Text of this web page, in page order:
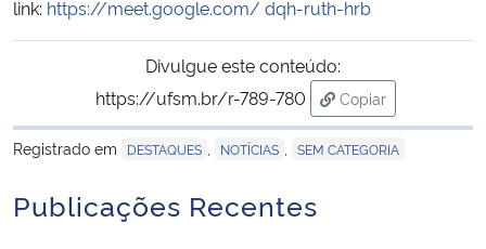
Secretaria de Governo
Gabinete de Segurança Institucional
Advocacia-Geral da União
Banco Central do Brasil
link: https://meet.google.com/ dqh-ruth-hrb
Divulgue este conteúdo:
https://ufsm.br/r-789-780
Copiar
para área de
Registrado em
DESTAQUES NOTÍCIAS SEM CATEGORIA
Publicações Recentes